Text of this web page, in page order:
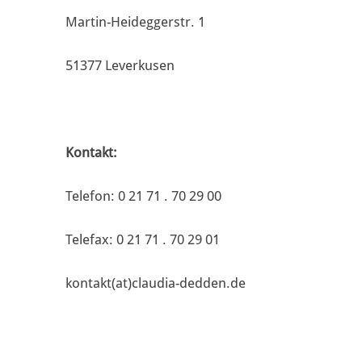
Martin-Heideggerstr. 1
51377 Leverkusen
Kontakt:
Telefon: 0 21 71 . 70 29 00
Telefax: 0 21 71 . 70 29 01
kontakt(at)claudia-dedden.de